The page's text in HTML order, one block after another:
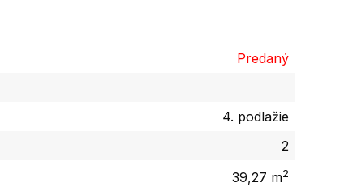
Predaný
4. podlažie
2
39,27 m2